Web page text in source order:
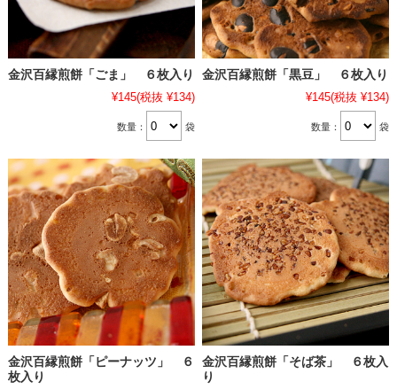
金沢百縁煎餅「ごま」 ６枚入り
¥145(税抜 ¥134)
数量： 袋
金沢百縁煎餅「黒豆」 ６枚入り
¥145(税抜 ¥134)
数量： 袋
金沢百縁煎餅「ピーナッツ」 ６
枚入り
金沢百縁煎餅「そば茶」 ６枚入
り